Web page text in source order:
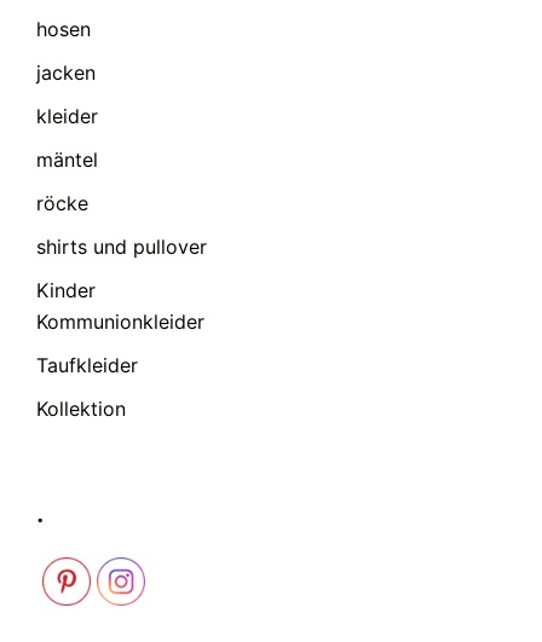
hosen
jacken
kleider
mäntel
röcke
shirts und pullover
Kinder
Kommunionkleider
Taufkleider
Kollektion
.